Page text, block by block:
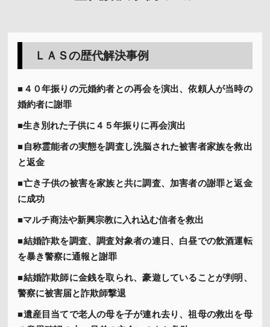
ＬＡＳの歴代解決事例
■４０年振りの元婚約者との再会を演出、依頼人が当時の
婚約者に謝罪
■生き別れた子供に４５年振りに再会演出
■自称霊能者の実態を調査し洗脳された被害者家族を救出
と返金
■亡き子供の被害を家族と共に調査、加害者の謝罪と返金
に成功
■マルチ商法や新興宗教に入れ込む信者を救出
■結婚詐欺を調査、調査対象者の連日、白昼での飲酒運転
を暴き警察に通報と謝罪
■結婚詐欺師に金銭を取られ、豪遊していることが判明、
警察に被害届と詐欺師撃退
■遺産目当てで老人の母を子が連れ去り、祖母の救出を母